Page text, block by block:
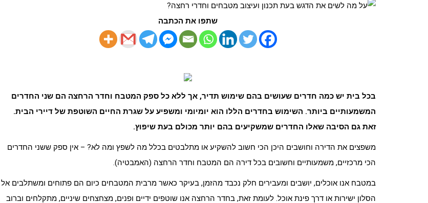
שתפו את הכתבה
בכל בית יש כמה חדרים שעושים בהם שימוש תדיר, אך ללא כל ספק המטבח וחדר הרחצה הם שני החדרים
המשמעותיים ביותר. השימוש בחדרים הללו הוא יומיומי ומשפיע על שגרת החיים השוטפת של דיירי הבית.
זאת גם הסיבה שאלו החדרים שמשקיעים בהם יותר מכולם בעת שיפוץ.
משפצים את הדירה וחושבים היכן הכי חשוב להשקיע או מתלבטים בכלל מה לשפץ ומה לא? – אין ספק ששני החדרים
הכי מרכזיים, משמעותיים וחשובים בכל דירה הם המטבח וחדר הרחצה (האמבטיה).
במטבח אנו אוכלים, יושבים ומעבירים חלק נכבד מהזמן, בעיקר כאשר מרבית המטבחים כיום הם פתוחים ומשתלבים אל
הסלון ישירות או דרך פינת אוכל. לעומת זאת, בחדר הרחצה אנו שוטפים ידיים ופנים, מצחצחים שיניים, מתקלחים וברוב